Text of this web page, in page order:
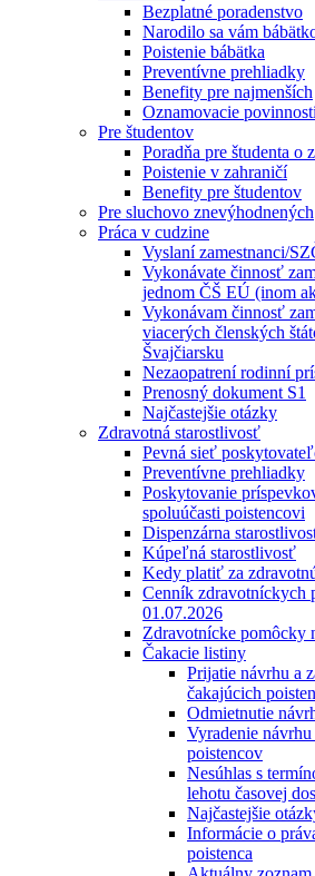
Bezplatné poradenstvo
Narodilo sa vám
Poistenie bábätka
Preventívne prehliadky
Benefity pre najmenších
Oznamovacie povinnosti
Pre študentov
Poradňa pre študenta o
Poistenie v zahraničí
Benefity pre študentov
Pre sluchovo znevýhodnených
Práca v cudzine
Vyslaní zamestnanci/
Vykonávate činnosť
jednom ČŠ EÚ (inom
Vykonávam činnosť
viacerých členských
Švajčiarsku
Nezaopatrení rodinní
Prenosný dokument S1
Najčastejšie otázky
Zdravotná starostlivosť
Pevná sieť
Preventívne prehliadky
Poskytovanie
spoluúčasti poistencovi
Dispenzárna
Kúpeľná starostlivosť
Kedy platiť za
Cenník zdravotníckych
01.07.2026
Zdravotnícke pomôcky
Čakacie listiny
Prijatie návrhu a
čakajúcich
Odmietnutie
Vyradenie
poistencov
Nesúhlas s
lehotu časovej
Najčastejšie
Informácie o
poistenca